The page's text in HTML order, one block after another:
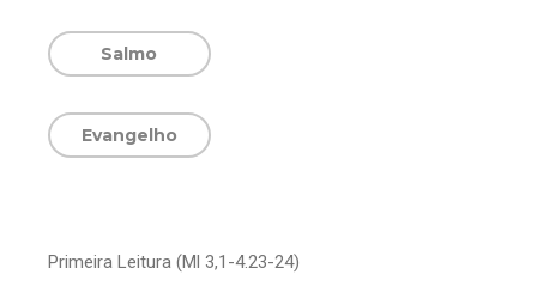
Salmo
Evangelho
Primeira Leitura (Ml 3,1-4.23-24)